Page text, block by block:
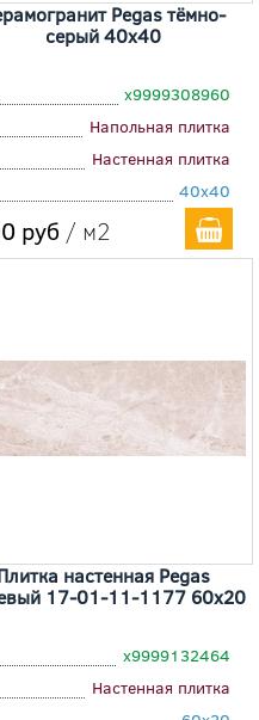
Pegas тёмно-
серый 40x40
х9999308960
Напольная плитка
Настенная плитка
40x40
руб / м2
настенная Pegas
17-01-11-1177 60x20
х9999132464
Настенная плитка